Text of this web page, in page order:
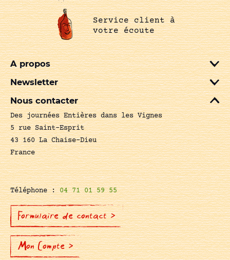
Service client à
votre écoute
A propos
Newsletter
Nous contacter
Des journées Entières dans les Vignes
5 rue Saint-Esprit
43 160 La Chaise-Dieu
France
Téléphone :04 71 01 59 55
Formulaire de contact >
Mon Compte >